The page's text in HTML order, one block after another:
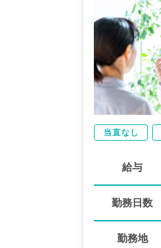
当直なし
給与
勤務日数
勤務地